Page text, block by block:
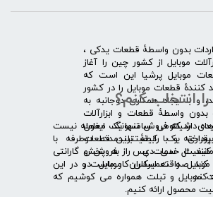
از سال 87 واردات بدون واسطۀ قطعات یدکی ،
موبایل از کشور چین را آغاز
موبایل پرشیا این است که
کنندۀ قطعات موبایل را در کشور
و با ایجاد همکاری دوجانبه به
واسطۀ قطعات و ابزارآلات
شیائومی سامسونگ ایفون
و با کیفیت­ترین قطعات
مانند ال سی دی را به پخش
و تعمیرکاران موبایل در
کند.
را انتخاب کنم؟
دارد که فروش تنها یک معامله نیست
یک رابطۀ بلندمدت دوطرفه با
کیفیت خدمات پس از فروش و گارانتی
کند. صداقت اساس کار ماست و در این
موبایل و تبلت همواره می کوشیم که
محصول ارائه کنیم.